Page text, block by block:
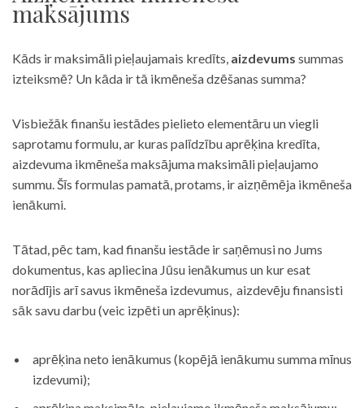
maksājums
Kāds ir maksimāli pieļaujamais kredīts, aizdevums summas
izteiksmē? Un kāda ir tā ikmēneša dzēšanas summa?
Visbiežāk finanšu iestādes pielieto elementāru un viegli
saprotamu formulu, ar kuras palīdzību aprēķina kredīta,
aizdevuma ikmēneša maksājuma maksimāli pieļaujamo
summu. Šīs formulas pamatā, protams, ir aizņēmēja ikmēneša
ienākumi.
Tātad, pēc tam, kad finanšu iestāde ir saņēmusi no Jums
dokumentus, kas apliecina Jūsu ienākumus un kur esat
norādījis arī savus ikmēneša izdevumus, aizdevēju finansisti
sāk savu darbu (veic izpēti un aprēķinus):
aprēķina neto ienākumus (kopējā ienākumu summa mīnus
izdevumi);